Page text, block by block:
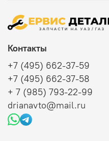
Контакты
+7 (495) 662-37-59
+7 (495) 662-37-58
+ 7 (985) 793-22-99
drianavto@mail.ru